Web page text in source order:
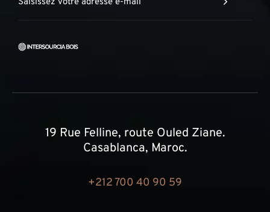
19 Rue Felline, route Ouled Ziane.
Casablanca, Maroc.
+212 700 40 90 59